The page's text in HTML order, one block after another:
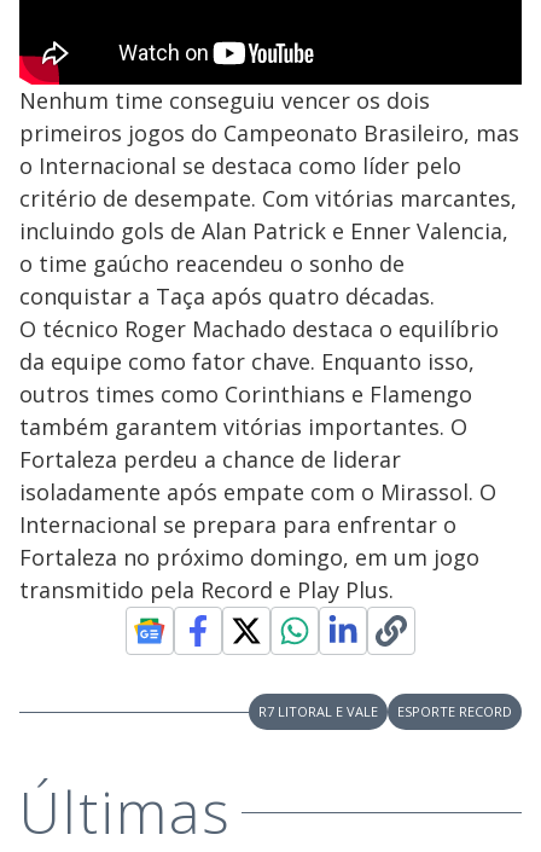
Nenhum time conseguiu vencer os dois
primeiros jogos do Campeonato Brasileiro, mas
o Internacional se destaca como líder pelo
critério de desempate. Com vitórias marcantes,
incluindo gols de Alan Patrick e Enner Valencia,
o time gaúcho reacendeu o sonho de
conquistar a Taça após quatro décadas.
O técnico Roger Machado destaca o equilíbrio
da equipe como fator chave. Enquanto isso,
outros times como Corinthians e Flamengo
também garantem vitórias importantes. O
Fortaleza perdeu a chance de liderar
isoladamente após empate com o Mirassol. O
Internacional se prepara para enfrentar o
Fortaleza no próximo domingo, em um jogo
transmitido pela Record e Play Plus.
R7 LITORAL E VALE ESPORTE RECORD
Últimas